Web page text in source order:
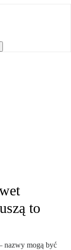
to
nazwy mogą być